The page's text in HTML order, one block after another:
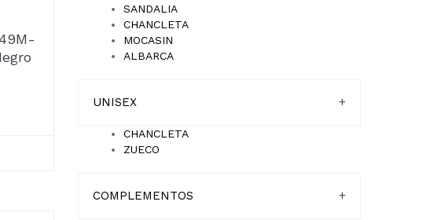
SANDALIA
CHANCLETA
MOCASIN
ALBARCA
UNISEX +
CHANCLETA
ZUECO
COMPLEMENTOS +